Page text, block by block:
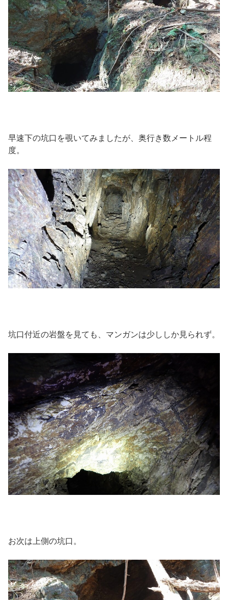
早速下の坑口を覗いてみましたが、奥行き数メートル程
度。
坑口付近の岩盤を見ても、マンガンは少ししか見られず。
お次は上側の坑口。